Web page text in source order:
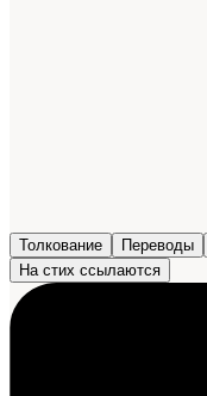
Толкование Переводы
На стих ссылаются